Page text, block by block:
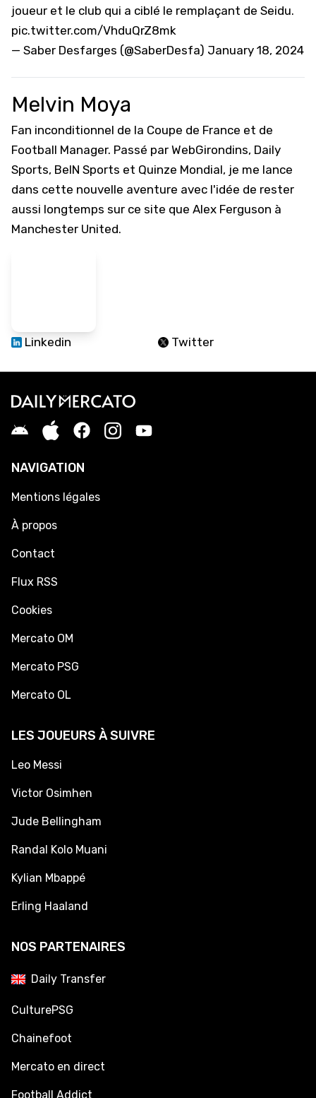
joueur et le club qui a ciblé le remplaçant de Seidu.
pic.twitter.com/VhduQrZ8mk
— Saber Desfarges (@SaberDesfa) January 18, 2024
Melvin Moya
Fan inconditionnel de la Coupe de France et de
Football Manager. Passé par WebGirondins, Daily
Sports, BeIN Sports et Quinze Mondial, je me lance
dans cette nouvelle aventure avec l'idée de rester
aussi longtemps sur ce site que Alex Ferguson à
Manchester United.
Linkedin Twitter
NAVIGATION
Mentions légales
À propos
Contact
Flux RSS
Cookies
Mercato OM
Mercato PSG
Mercato OL
LES JOUEURS À SUIVRE
Leo Messi
Victor Osimhen
Jude Bellingham
Randal Kolo Muani
Kylian Mbappé
Erling Haaland
NOS PARTENAIRES
Daily Transfer
CulturePSG
Chainefoot
Mercato en direct
Football Addict